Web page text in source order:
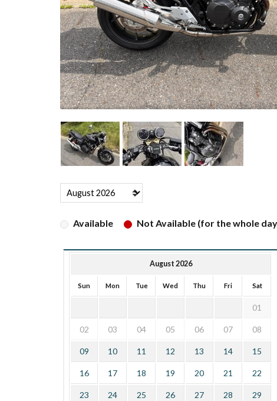
Available Not Available (for the whole
August 2026
Sun Mon Tue Wed Thu Fri Sat
01
02 03 04 05 06 07 08
09 10 11 12 13 14 15
16 17 18 19 20 21 22
23 24 25 26 27 28 29